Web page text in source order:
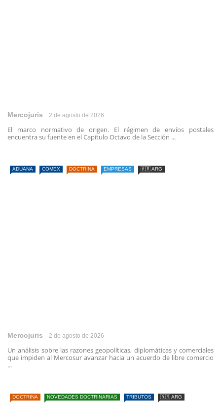
Mercojuris 2 de agosto de 2026
El marco normativo de origen. El régimen de envíos postales
encuentra su fuente en el Capítulo Octavo de la Sección ...
ADUANA COMEX DOCTRINA EMPRESAS 🇦🇷 ARG
Mercojuris 2 de agosto de 2026
Un análisis sobre las razones geopolíticas, diplomáticas y comerciales
que impiden al Mercosur avanzar hacia un acuerdo de libre comercio
...
DOCTRINA NOVEDADES DOCTRINARIAS TRIBUTOS 🇦🇷 ARG